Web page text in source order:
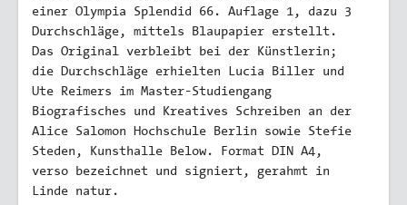
einer Olympia Splendid 66. Auflage 1, dazu 3
Durchschläge, mittels Blaupapier erstellt.
Das Original verbleibt bei der Künstlerin;
die Durchschläge erhielten Lucia Biller und
Ute Reimers im Master-Studiengang
Biografisches und Kreatives Schreiben an der
Alice Salomon Hochschule Berlin sowie Stefie
Steden, Kunsthalle Below. Format DIN A4,
verso bezeichnet und signiert, gerahmt in
Linde natur.